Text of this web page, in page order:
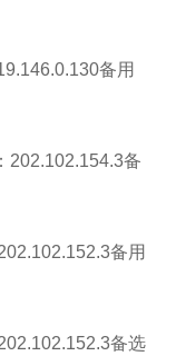
备用
202.102.154.3备
备用
备选